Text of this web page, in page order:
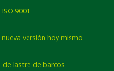
9001
versión hoy mismo
lastre de barcos